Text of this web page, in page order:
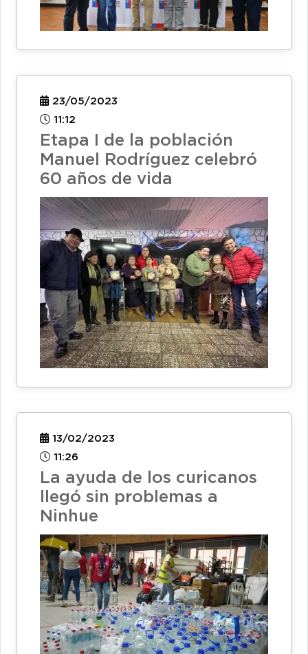
23/05/2023
11:12
Etapa I de la población
Manuel Rodríguez celebró
60 años de vida
13/02/2023
11:26
La ayuda de los curicanos
llegó sin problemas a
Ninhue